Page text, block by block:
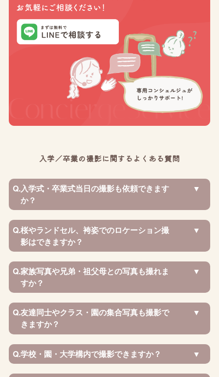
入学／卒業の撮影に関するよくある質問
Q.入学式・卒業式当日の撮影も依頼できます
か？
Q.桜やランドセル、袴姿でのロケーション撮
影はできますか？
Q.家族写真や兄弟・祖父母との写真も撮れま
すか？
Q.友達同士やクラス・園の集合写真も撮影で
きますか？
Q.学校・園・大学構内で撮影できますか？